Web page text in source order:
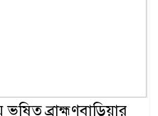
ভূষিত ব্রাহ্মণবাড়িয়ার